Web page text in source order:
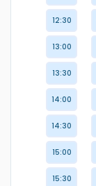
12:30
13:00
13:30
14:00
14:30
15:00
15:30